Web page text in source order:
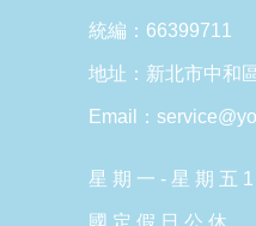
統編：66399711
地址：新北市中和
Email：
星 期 一 - 星 期 五